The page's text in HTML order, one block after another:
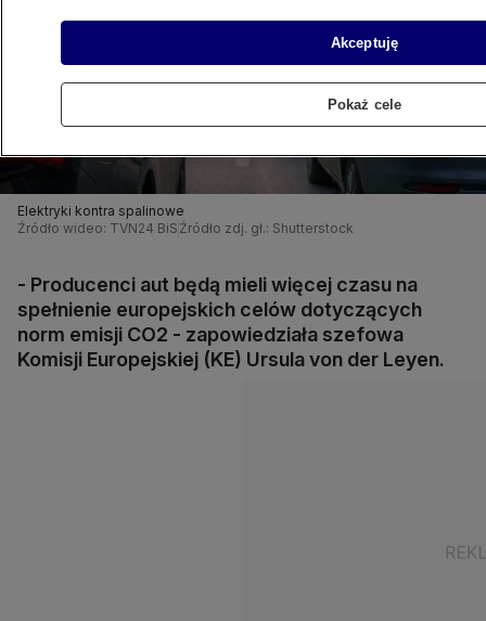
Elektryki kontra spalinowe
Źródło wideo: TVN24 BiS Źródło zdj. gł.: Shutterstock
- Producenci aut będą mieli więcej czasu na
spełnienie europejskich celów dotyczących
norm emisji CO2 - zapowiedziała szefowa
Komisji Europejskiej (KE) Ursula von der Leyen.
Akceptuję
Pokaż cele